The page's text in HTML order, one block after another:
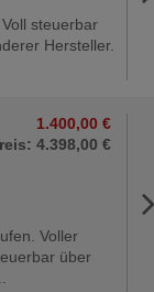
steuerbar
Hersteller.
1.400,00 €
4.398,00 €
Voller
über